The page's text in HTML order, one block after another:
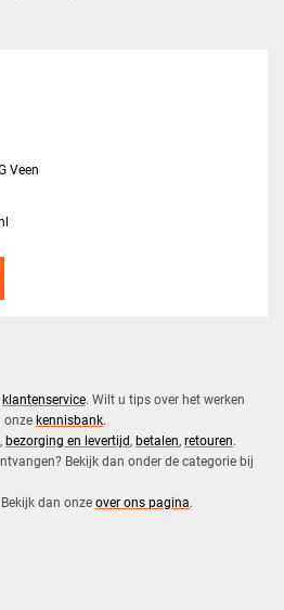
klantenservice. Wilt u tips over het werken
onze kennisbank.
, bezorging en levertijd, betalen, retouren.​
Bekijk dan onder de categorie bij
dan onze over ons pagina.
Veen